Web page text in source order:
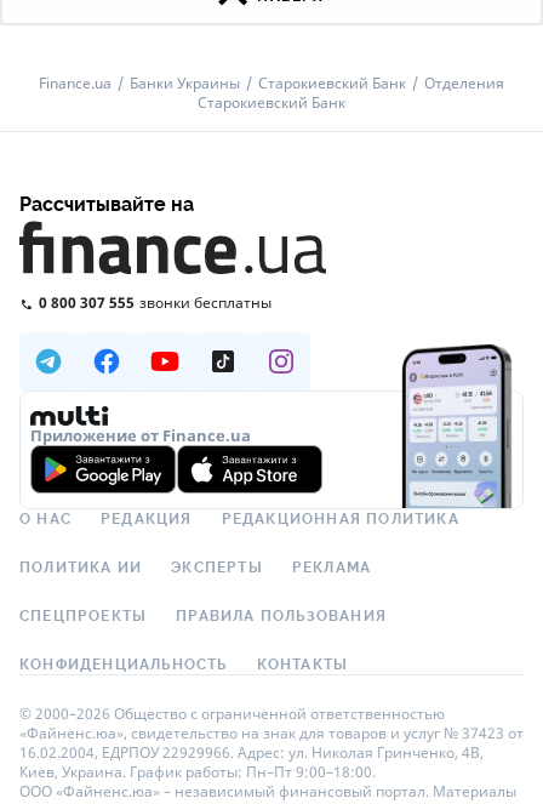
Finance.ua Банки Украины Старокиевский Банк
Отделения
Старокиевский Банк
Рассчитывайте на
0 800 307 555 звонки бесплатны
Приложение от Finance.ua
О НАС РЕДАКЦИЯ РЕДАКЦИОННАЯ ПОЛИТИКА
ПОЛИТИКА ИИ ЭКСПЕРТЫ РЕКЛАМА
СПЕЦПРОЕКТЫ ПРАВИЛА ПОЛЬЗОВАНИЯ
КОНФИДЕНЦИАЛЬНОСТЬ КОНТАКТЫ
© 2000–2026 Общество с ограниченной ответственностью
«Файненс.юа», свидетельство на знак для товаров и услуг № 37423 от
16.02.2004, ЕДРПОУ 22929966. Адрес: ул. Николая Гринченко, 4В,
Киев, Украина. График работы: Пн–Пт 9:00–18:00.
ООО «Файненс.юа» – независимый финансовый портал. Материалы